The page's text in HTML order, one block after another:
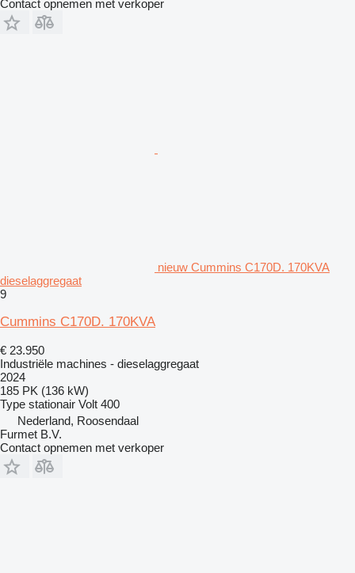
Contact opnemen met verkoper
nieuw Cummins C170D. 170KVA
dieselaggregaat
9
Cummins C170D. 170KVA
€ 23.950
Industriële machines - dieselaggregaat
2024
185 PK (136 kW)
Type stationair Volt 400
Nederland, Roosendaal
Furmet B.V.
Contact opnemen met verkoper